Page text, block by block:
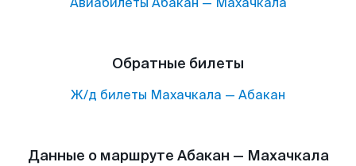
Обратные билеты
Ж/д билеты Махачкала — Абакан
Данные о маршруте Абакан — Махачкала